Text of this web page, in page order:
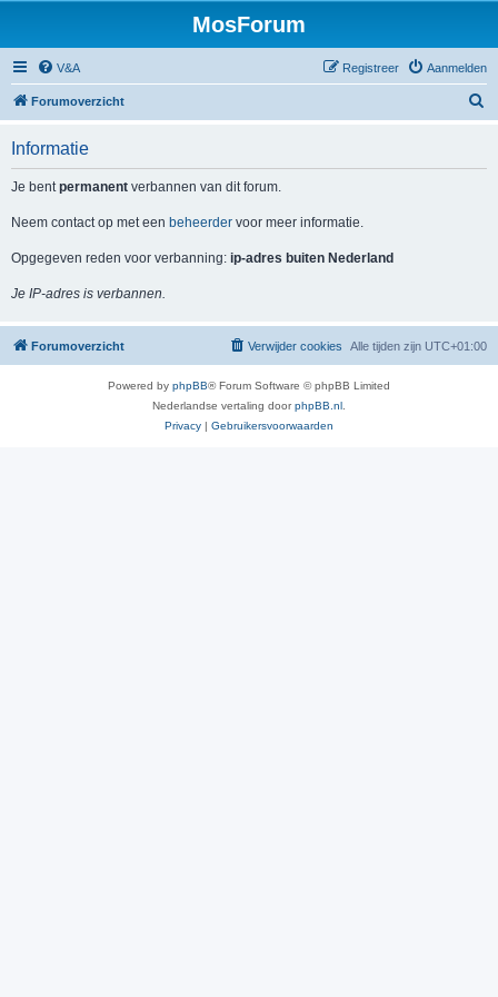
MosForum
V&A Aanmelden
Registreer
Forumoverzicht
Informatie
Je bentpermanent verbannen van dit forum.
Neem contact op met een beheerder voor meer informatie.
Opgegeven reden voor verbanning: ip-adres buiten Nederland
Je IP-adres is verbannen.
Forumoverzicht Alle tijden zijn UTC+01:00
Verwijder cookies
Powered by phpBB® Forum Software © phpBB Limited
Nederlandse vertaling doorphpBB.nl
Privacy | Gebruikersvoorwaarden